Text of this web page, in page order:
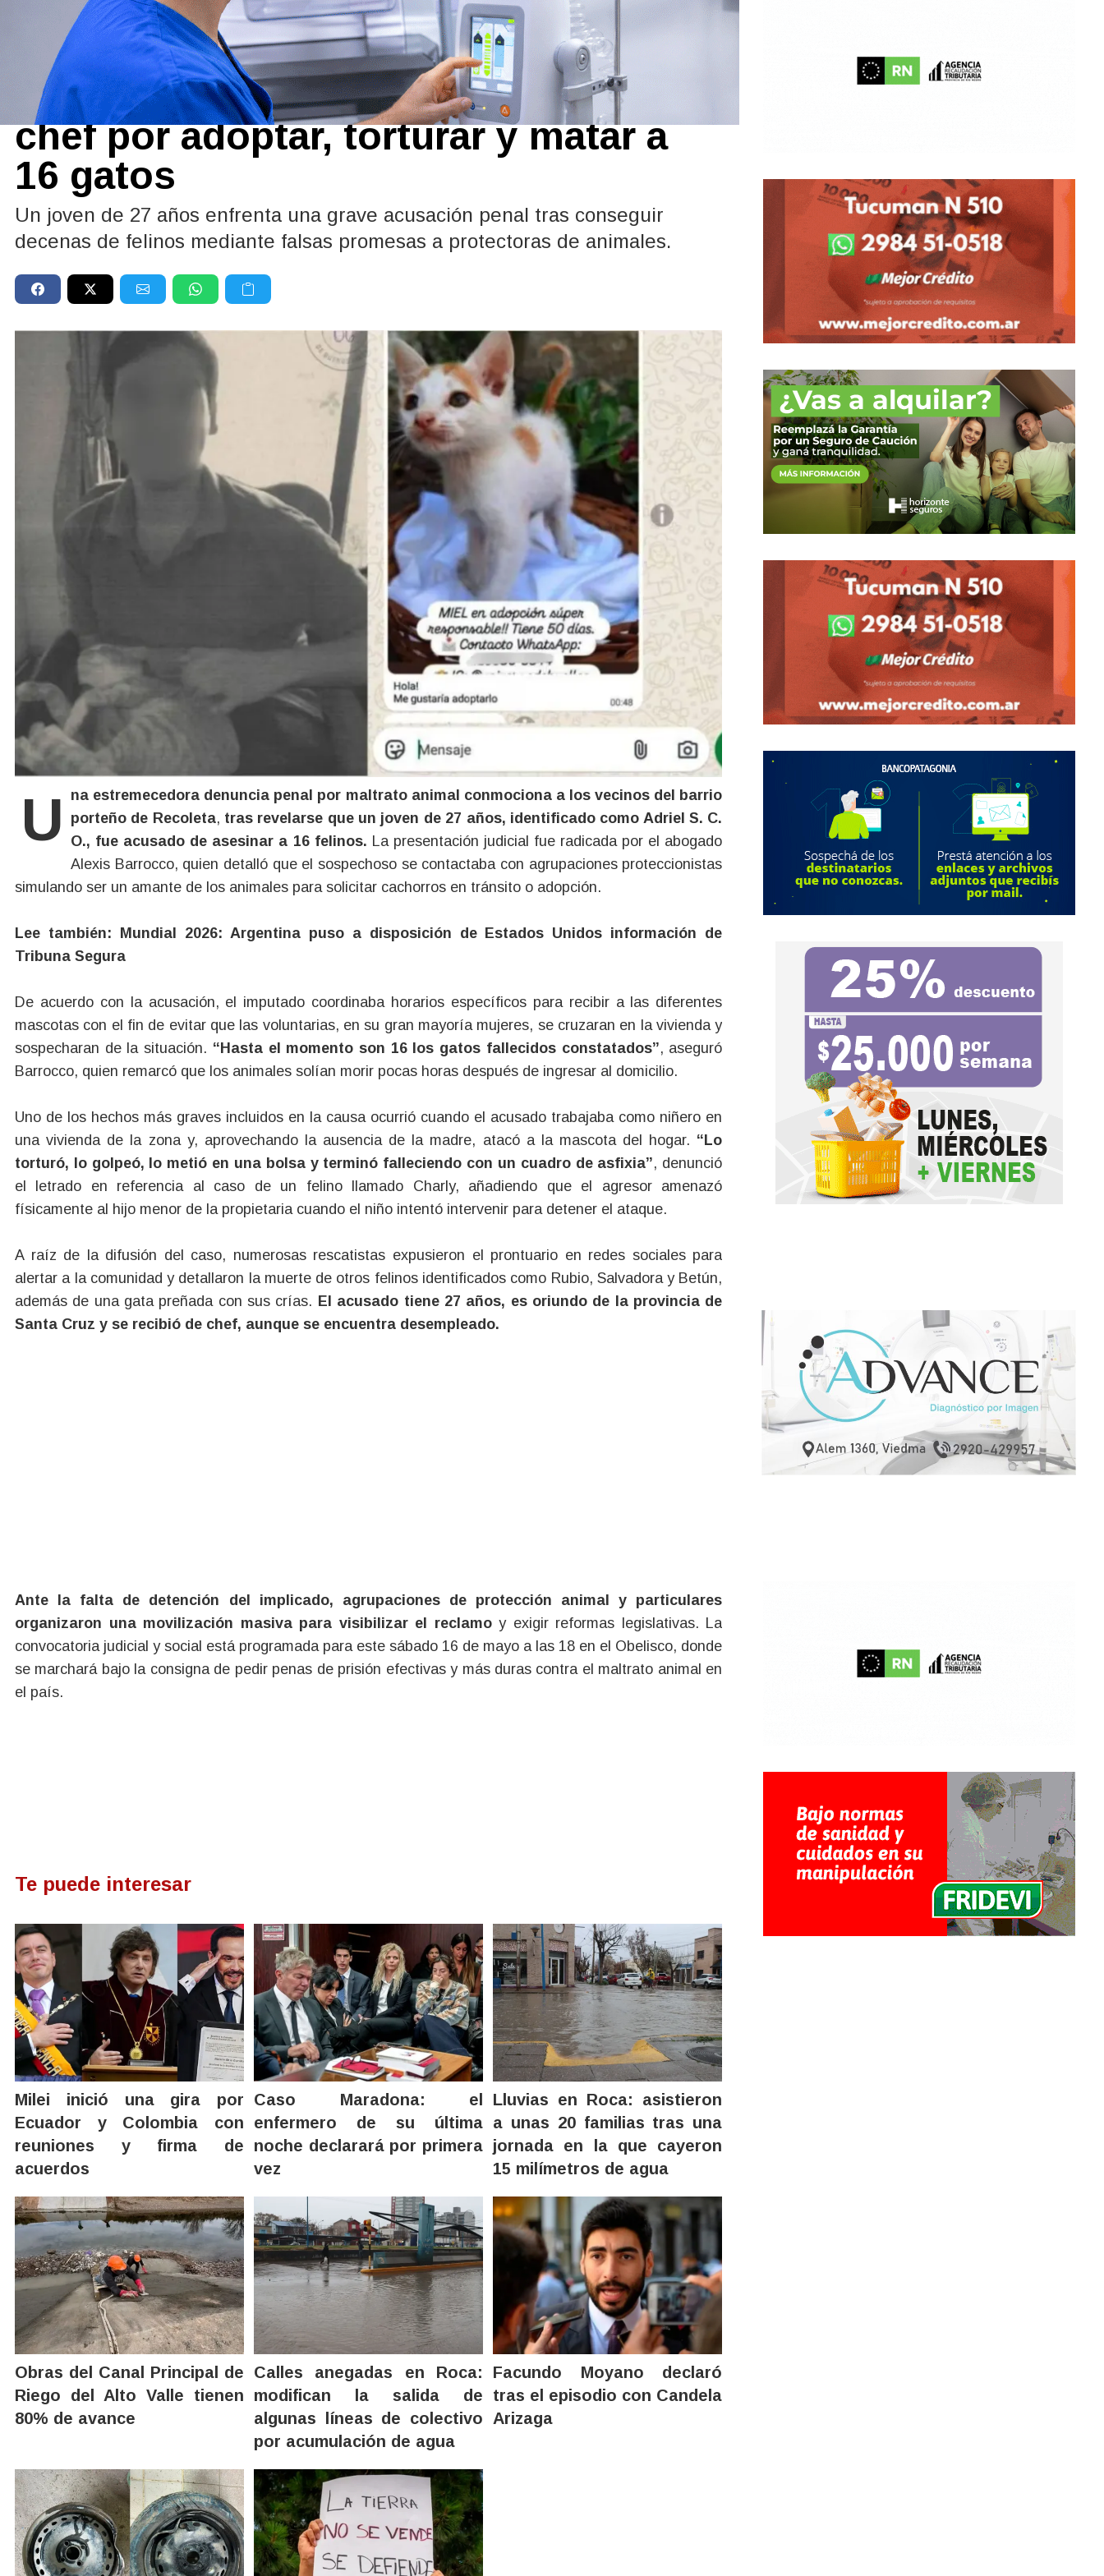
Actualidad
15/05/2026
Crueldad extrema: denuncian a un
chef por adoptar, torturar y matar a
16 gatos
Un joven de 27 años enfrenta una grave acusación penal tras conseguir
decenas de felinos mediante falsas promesas a protectoras de animales.
Una estremecedora denuncia penal por maltrato animal conmociona a los vecinos del barrio porteño de Recoleta, tras revelarse que un joven de 27 años, identificado como Adriel S. C.
O., fue acusado de asesinar a 16 felinos. La presentación judicial fue radicada por el abogado
Alexis Barrocco, quien detalló que el sospechoso se contactaba con agrupaciones proteccionistas
simulando ser un amante de los animales para solicitar cachorros en tránsito o adopción.
Lee también: Mundial 2026: Argentina puso a disposición de Estados Unidos información de
Tribuna Segura
De acuerdo con la acusación, el imputado coordinaba horarios específicos para recibir a las diferentes
mascotas con el fin de evitar que las voluntarias, en su gran mayoría mujeres, se cruzaran en la vivienda y
sospecharan de la situación. “Hasta el momento son 16 los gatos fallecidos constatados”, aseguró
Barrocco, quien remarcó que los animales solían morir pocas horas después de ingresar al domicilio.
Uno de los hechos más graves incluidos en la causa ocurrió cuando el acusado trabajaba como niñero en
una vivienda de la zona y, aprovechando la ausencia de la madre, atacó a la mascota del hogar. “Lo
torturó, lo golpeó, lo metió en una bolsa y terminó falleciendo con un cuadro de asfixia”, denunció
el letrado en referencia al caso de un felino llamado Charly, añadiendo que el agresor amenazó
físicamente al hijo menor de la propietaria cuando el niño intentó intervenir para detener el ataque.
A raíz de la difusión del caso, numerosas rescatistas expusieron el prontuario en redes sociales para
alertar a la comunidad y detallaron la muerte de otros felinos identificados como Rubio, Salvadora y Betún,
además de una gata preñada con sus crías. El acusado tiene 27 años, es oriundo de la provincia de
Santa Cruz y se recibió de chef, aunque se encuentra desempleado.
Ante la falta de detención del implicado, agrupaciones de protección animal y particulares
organizaron una movilización masiva para visibilizar el reclamoy exigir reformas legislativas. La
convocatoria judicial y social está programada para este sábado 16 de mayo a las 18 en el Obelisco, donde
se marchará bajo la consigna de pedir penas de prisión efectivas y más duras contra el maltrato animal en
el país.
Te puede interesar
Milei inició una gira por
Ecuador y Colombia con
reuniones y firma de
acuerdos
Caso Maradona: el
enfermero de su última
noche declarará por primera
vez
Lluvias en Roca: asistieron
a unas 20 familias tras una
jornada en la que cayeron
15 milímetros de agua
Obras del Canal Principal de
Riego del Alto Valle tienen
80% de avance
Calles anegadas en Roca:
modifican la salida de
algunas líneas de colectivo
por acumulación de agua
Facundo Moyano declaró
tras el episodio con Candela
Arizaga